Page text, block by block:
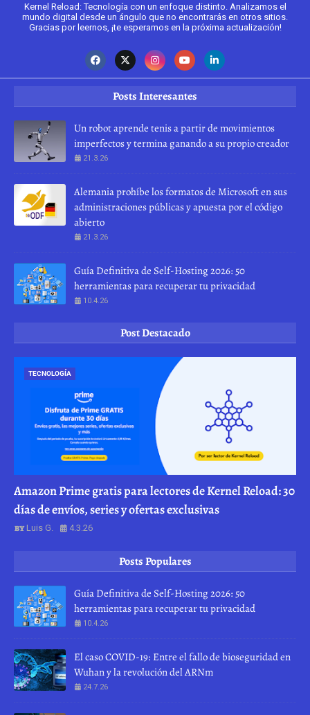
Kernel Reload: Tecnología con un enfoque distinto. Analizamos el
mundo digital desde un ángulo que no encontrarás en otros sitios.
Gracias por leernos, ¡te esperamos en la próxima actualización!
Posts Interesantes
Un robot aprende tenis a partir de movimientos
imperfectos y termina ganando a su propio creador
21.3.26
Alemania prohíbe los formatos de Microsoft en sus
administraciones públicas y apuesta por el código
abierto
21.3.26
Guía Definitiva de Self-Hosting 2026: 50
herramientas para recuperar tu privacidad
10.4.26
Post Destacado
TECNOLOGÍA
Amazon Prime gratis para lectores de Kernel Reload: 30
días de envíos, series y ofertas exclusivas
Luis G. 4.3.26
Posts Populares
Guía Definitiva de Self-Hosting 2026: 50
herramientas para recuperar tu privacidad
10.4.26
El caso COVID-19: Entre el fallo de bioseguridad en
Wuhan y la revolución del ARNm
24.7.26